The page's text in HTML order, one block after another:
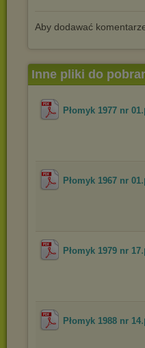
Aby dodawać
Inne pliki do
Płomyk 1977 nr 01
Płomyk 1967 nr 01
Płomyk 1979 nr 17
Płomyk 1988 nr 14